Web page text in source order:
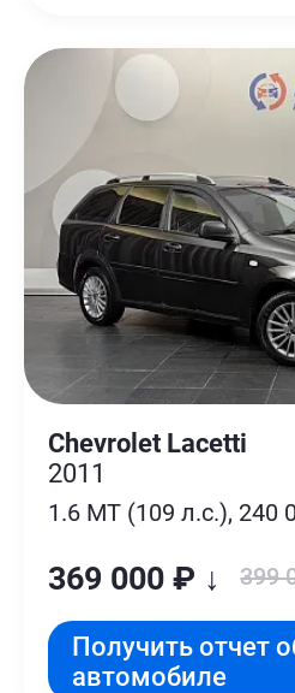
Chevrolet Lacetti
2011
1.6 MT (109 л.с.), 240
369 000 ₽ ↓ 399
Получить отчет
автомобиле